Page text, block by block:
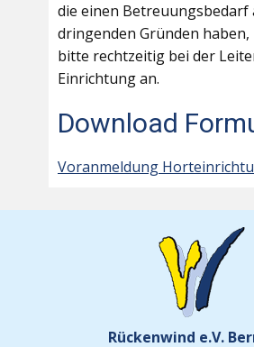
die einen Betreuungsbedarf
dringenden Gründen haben,
bitte rechtzeitig bei der
Einrichtung an.
Download
Voranmeldung
Rückenwind e.V.